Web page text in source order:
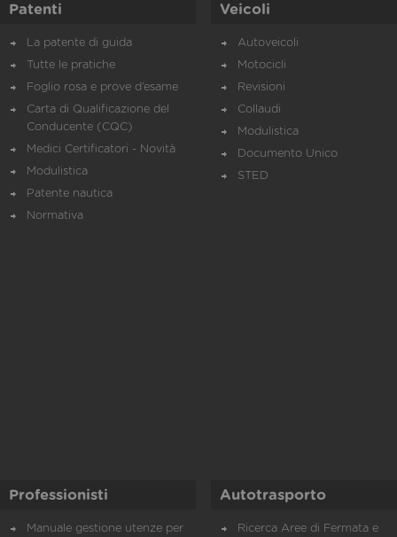
Patenti
La patente di guida
Tutte le pratiche
Foglio rosa e prove d’esame
Carta di Qualificazione del
Conducente (CQC)
Medici Certificatori - Novità
Modulistica
Patente nautica
Normativa
Veicoli
Autoveicoli
Motocicli
Revisioni
Collaudi
Modulistica
Documento Unico
STED
Professionisti
Manuale gestione utenze per
Autotrasporto
Ricerca Aree di Fermata e